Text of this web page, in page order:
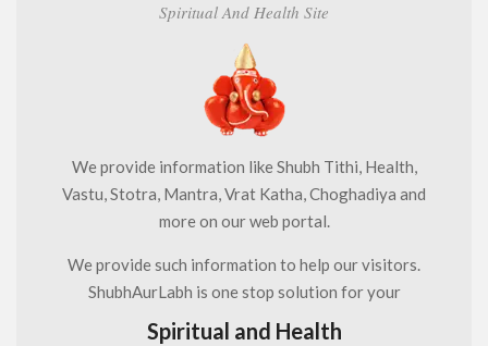
Spiritual And Health Site
We provide information like Shubh Tithi, Health,
Vastu, Stotra, Mantra, Vrat Katha, Choghadiya and
more on our web portal.
We provide such information to help our visitors.
ShubhAurLabh is one stop solution for your
Spiritual and Health